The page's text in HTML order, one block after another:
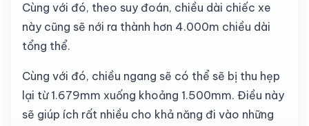
Cùng với đó, theo suy đoán, chiều dài chiếc xe
này cũng sẽ nới ra thành hơn 4.000m chiều dài
tổng thể.
Cùng với đó, chiều ngang sẽ có thể sẽ bị thu hẹp
lại từ 1.679mm xuống khoảng 1.500mm. Điều này
sẽ giúp ích rất nhiều cho khả năng đi vào những